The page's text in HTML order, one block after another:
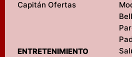
Capitán Ofertas
ENTRETENIMIENTO